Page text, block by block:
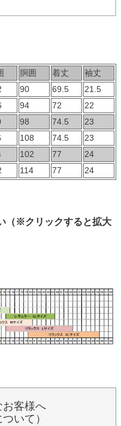
胴囲 着丈
袖丈
90 69.5
21.5
94 72
22
98 74.5
23
108 74.5
23
102 77
24
114 77 24
（※クリックすると拡大
お客様へ
いて）